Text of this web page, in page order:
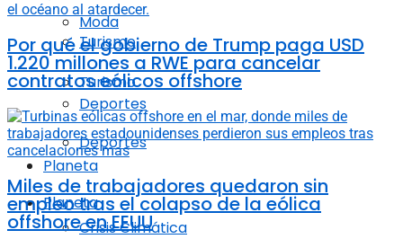
Turismo
Deportes
Planeta
Crisis Climática
Moda
Turismo
Deportes
Planeta
Por qué el gobierno de Trump paga USD
1.220 millones a RWE para cancelar
contratos eólicos offshore
Miles de trabajadores quedaron sin
empleo tras el colapso de la eólica
offshore en EEUU